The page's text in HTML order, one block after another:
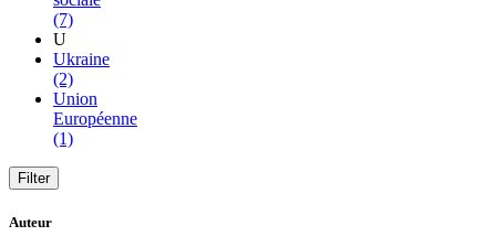
(7)
U
Ukraine
(2)
Union
Européenne
(1)
Auteur